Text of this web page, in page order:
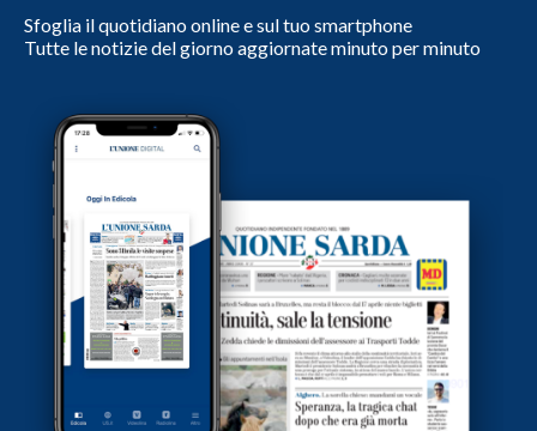
Sfoglia il quotidiano online e sul tuo smartphone
Tutte le notizie del giorno aggiornate minuto per minuto